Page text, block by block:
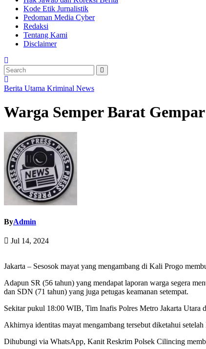
Kode Etik Jurnalistik
Pedoman Media Cyber
Redaksi
Tentang Kami
Disclaimer
Berita Utama Kriminal News
Warga Semper Barat
ByAdmin
Jul 14, 2024
Jakarta – Sesosok mayat yang mengambang di Kali Progo
Adapun SR (56 tahun) yang mendapat laporan warga segera
dan SDN (71 tahun) yang juga petugas keamanan setempat.
Sekitar pukul 18:00 WIB, Tim Inafis Polres Metro Jakarta Utara
Akhirnya identitas mayat mengambang tersebut diketahui
Dihubungi via WhatsApp, Kanit Reskrim Polsek Cilincing